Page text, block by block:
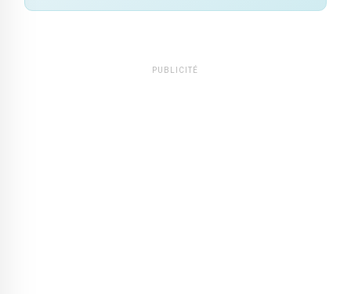
PUBLICITÉ